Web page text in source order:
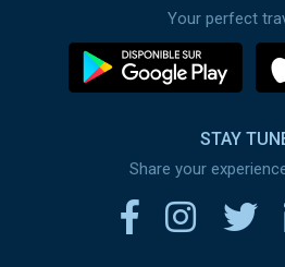
Your perfect
STAY
Share your